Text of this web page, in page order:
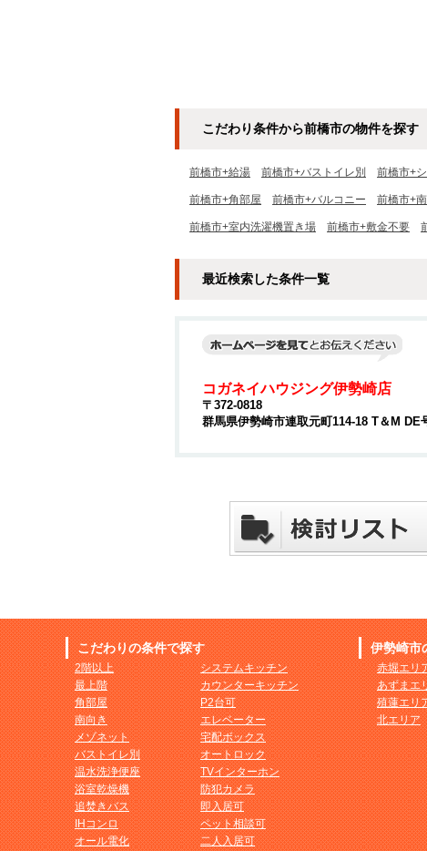
こだわり条件から前橋市の物件を探す
前橋市+給湯 前橋市+バストイレ別 前橋市+
前橋市+角部屋 前橋市+バルコニー 前橋市+
前橋市+室内洗濯機置き場 前橋市+敷金不要
最近検索した条件一覧
コガネイハウジング伊勢崎店
〒372-0818
群馬県伊勢崎市連取元町114-18 T＆M DE
こだわりの条件で探す
2階以上
最上階
角部屋
南向き
メゾネット
バストイレ別
温水洗浄便座
浴室乾燥機
追焚きバス
IHコンロ
オール電化
システムキッチン
カウンターキッチン
P2台可
エレベーター
宅配ボックス
オートロック
TVインターホン
防犯カメラ
即入居可
ペット相談可
二人入居可
伊勢崎市
赤堀エリ
あずまエ
殖蓮エリ
北エリア